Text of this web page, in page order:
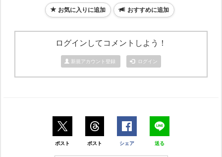
お気に入りに追加 おすすめに追加
ログインしてコメントしよう！
新規アカウント登録 ログイン
ポスト ポスト シェア 送る